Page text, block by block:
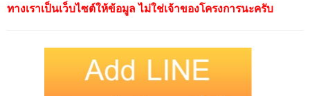
ทางเราเป็นเว็บไซต์ให้ข้อมูล ไม่ใช่เจ้าของโครงการนะครับ